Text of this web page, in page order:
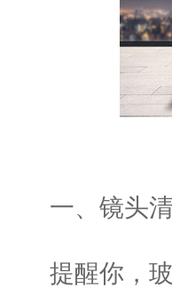
一、镜头清
提醒你，玻